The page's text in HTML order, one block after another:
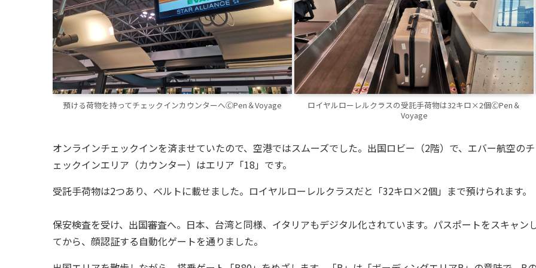
預ける荷物を持ってチェックインカウンターへⒸPen＆Voyage
ロイヤルローレルクラスの受託手荷物は32キロ×2個ⒸPen＆
Voyage
オンラインチェックインを済ませていたので、空港ではスムーズでした。出国ロビー（2階）で、エバー航空のチ
ェックインエリア（カウンター）はエリア「18」です。
受託手荷物は2つあり、ベルトに載せました。ロイヤルローレルクラスだと「32キロ×2個」まで預けられます。
保安検査を受け、出国審査へ。日本、台湾と同様、イタリアもデジタル化されています。パスポートをスキャン
てから、顔認証する自動化ゲートを通りました。